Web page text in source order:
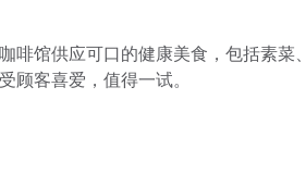
啡馆供应可口的健康美食，包括素菜
顾客喜爱，值得一试。